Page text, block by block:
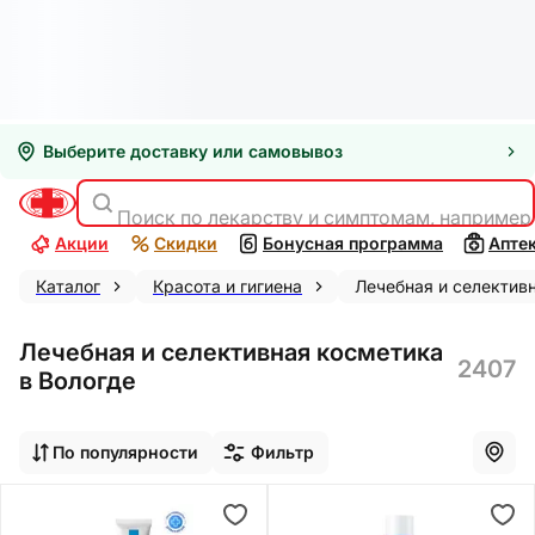
Выберите доставку или самовывоз
Поиск по лекарству и симптомам,
Акции Скидки Бонусная программа
Каталог Красота и гигиена Лечебная и
Лечебная и селективная косметика
в Вологде
2407
По популярности Фильтр